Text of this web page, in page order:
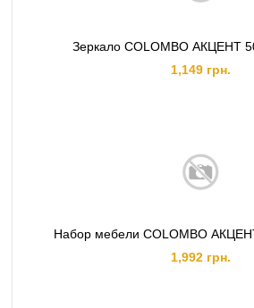
Зеркало COLOMBO АКЦЕНТ
1,149 грн.
Набор мебели COLOMBO
1,992 грн.